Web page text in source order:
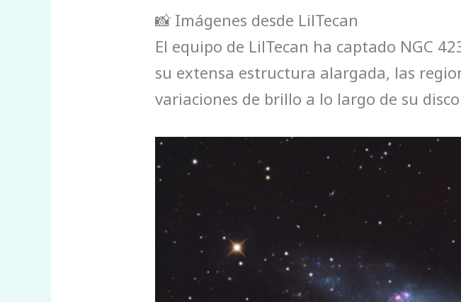
📸 Imágenes desde LilTecan
El equipo de LilTecan ha captado NGC
su extensa estructura alargada, las
variaciones de brillo a lo largo de su